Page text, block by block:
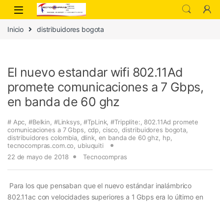
Inicio distribuidores bogota
El nuevo estandar wifi 802.11Ad
promete comunicaciones a 7 Gbps,
en banda de 60 ghz
# Apc ,#Belkin #Linksys ,#TpLink ,#Tripplite: 802.11Ad promete
comunicaciones a 7 Gbps cdp cisco distribuidores bogota,
distribuidores colombia, dlink en banda de 60 ghz hp,
tecnocompras.com.co
ubiuquiti
22 de mayo de 2018
Tecnocompras
Para los que pensaban que el nuevo estándar inalámbrico
802.11ac con velocidades superiores a 1 Gbps era lo último en